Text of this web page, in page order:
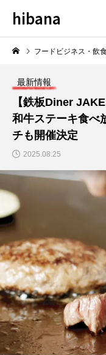
フードビジネス・飲食業界の
NEW POST
【2026年最新】注目の
ランチャイズブランド
から伸びるおすすめ
2026.07.30
hibana
フードビジネス・飲
最新情報
【鉄板Diner
和牛ステーキ食べ
チも開催決定
2025.08.25